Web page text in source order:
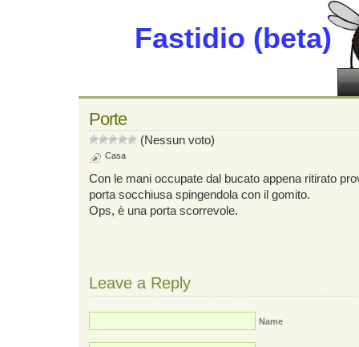
Fastidio (beta)
Porte
(Nessun voto)
Casa
Con le mani occupate dal bucato appena ritirato
porta socchiusa spingendola con il gomito.
Ops, è una porta scorrevole.
Leave a Reply
Name